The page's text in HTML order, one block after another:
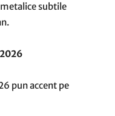
subtile
pun accent pe